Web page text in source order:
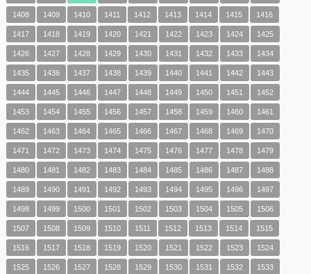
1408 1409 1410 1411 1412 1413 1414 1415 1416
1417 1418 1419 1420 1421 1422 1423 1424 1425
1426 1427 1428 1429 1430 1431 1432 1433 1434
1435 1436 1437 1438 1439 1440 1441 1442 1443
1444 1445 1446 1447 1448 1449 1450 1451 1452
1453 1454 1455 1456 1457 1458 1459 1460 1461
1462 1463 1464 1465 1466 1467 1468 1469 1470
1471 1472 1473 1474 1475 1476 1477 1478 1479
1480 1481 1482 1483 1484 1485 1486 1487 1488
1489 1490 1491 1492 1493 1494 1495 1496 1497
1498 1499 1500 1501 1502 1503 1504 1505 1506
1507 1508 1509 1510 1511 1512 1513 1514 1515
1516 1517 1518 1519 1520 1521 1522 1523 1524
1525 1526 1527 1528 1529 1530 1531 1532 1533